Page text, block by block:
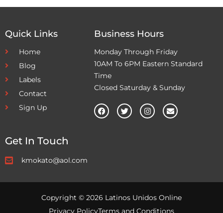
Quick Links
Home
Blog
Labels
Contact
Sign Up
Business Hours
Monday Through Friday
10AM To 6PM Eastern Standard
Time
Closed Saturday & Sunday
Get In Touch
kmokato@aol.com
Copyright © 2026 Latinos Unidos Online
Privacy PolicyTerms and Conditions